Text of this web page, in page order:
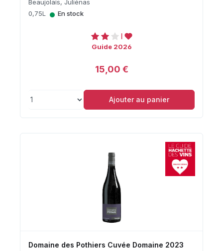
Beaujolais, Juliénas
0,75L
• En stock
Guide 2026
15,00 €
Ajouter au panier
Domaine des Pothiers Cuvée Domaine 2023